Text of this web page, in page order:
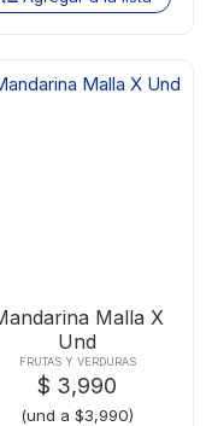
Malla X
Und
FRUTAS Y VERDURAS
$ 3,990
(und a $3,990)